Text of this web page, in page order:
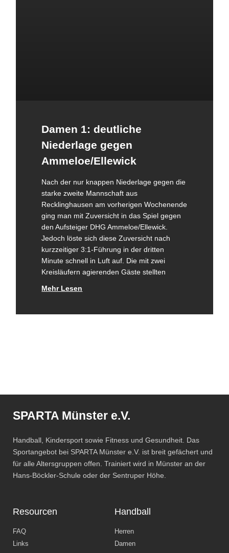
Damen 1: deutliche
Niederlage gegen
Ammeloe/Ellewick
Nach der nur knappen Niederlage gegen die
starke zweite Mannschaft aus
Recklinghausen am vorherigen Wochenende
ging man mit Zuversicht in das Spiel gegen
den Aufsteiger DHG Ammeloe/Ellewick.
Jedoch löste sich diese Zuversicht nach
kurzzeitiger 3:1-Führung in der dritten
Minute schnell in Luft auf. Die mit zwei
Kreisläufern agierenden Gäste stellten
Mehr Lesen
SPARTA Münster e.V.
Handball, Kindersport sowie Fitness und Gesundheit. Das
Sportangebot bei SPARTA Münster e.V. ist breit gefächert und
für alle Altersgruppen offen. Trainiert wird in Münster an der
Hans-Böckler-Schule oder der Sentruper Höhe.
Resourcen
FAQ
Links
Handball
Herren
Damen